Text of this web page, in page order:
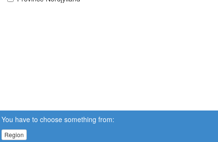
You have to choose something from:
Region